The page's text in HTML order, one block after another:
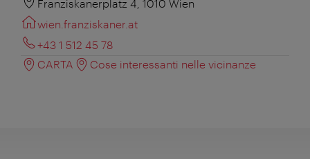
Franziskanerplatz 4, 1010 Wien
wien.franziskaner.at
+43 1 512 45 78
CARTA
Cose interessanti nelle vicinanze